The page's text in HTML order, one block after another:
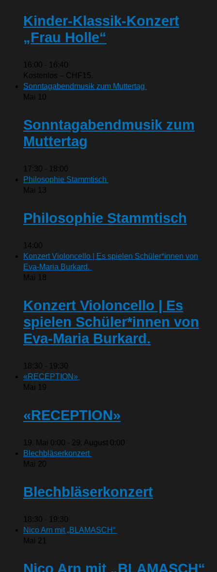
Kinder-Klassik-Konzert
„Frau Holle“
16:00 - 16:40
Kostenlos – CHF15.
Sonntagabendmusik zum Muttertag
Mai 10
Sonntagabendmusik zum
Muttertag
17:30 - 18:00
Philosophie Stammtisch
Mai 13
Philosophie Stammtisch
14:00
Konzert Violoncello | Es spielen Schüler*innen von
Eva-Maria Burkard.
Mai 18
Konzert Violoncello | Es
spielen Schüler*innen von
Eva-Maria Burkard.
18:30 - 19:30
«RECEPTION»
Mai 19
«RECEPTION»
19. Mai 0:00 - 29. August 0:00
Blechbläserkonzert
Mai 20
Blechbläserkonzert
18:30 - 19:30
Nico Arn mit „BLAMASCH“
Mai 21
Nico Arn mit „BLAMASCH“